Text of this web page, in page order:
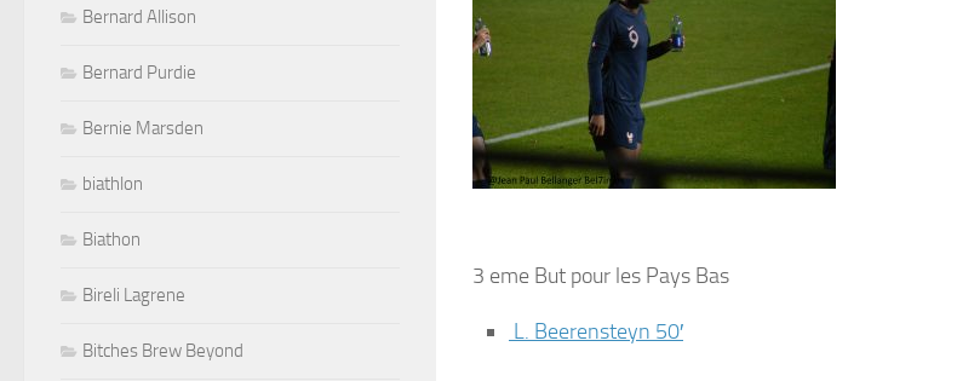
3 eme But pour les Pays Bas
L. Beerensteyn 50′
Bernard Allison
Bernard Purdie
Bernie Marsden
biathlon
Biathon
Bireli Lagrene
Bitches Brew Beyond